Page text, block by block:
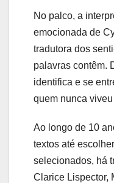
No palco, a
emocionada de
tradutora dos
palavras contêm.
identifica e se
quem nunca
Ao longo de 10
textos até
selecionados, há
Clarice Lispector,